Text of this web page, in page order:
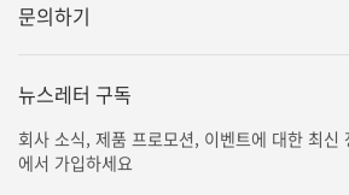
문의하기
뉴스레터 구독
회사 소식, 제품 프로모션, 이벤트에 대한 최신
에서 가입하세요